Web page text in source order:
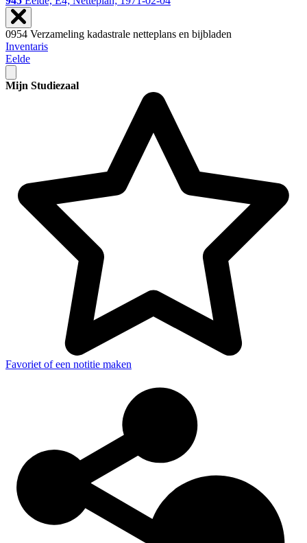
0954 Verzameling kadastrale netteplans en bijbladen
Inventaris
Eelde
Mijn Studiezaal
Favoriet of een notitie maken